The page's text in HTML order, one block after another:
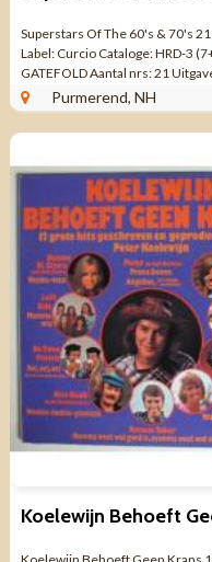
Superstars Of The 60's & 70's 21
Label: Curcio Cataloge: HRD-3
GATEFOLD Aantal nrs: 21
Purmerend, NH
Koelewijn Behoeft